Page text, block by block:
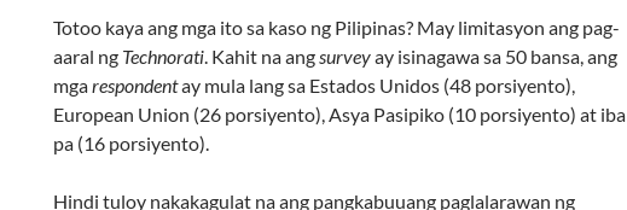
Totoo kaya ang mga ito sa kaso ng Pilipinas? May limitasyon ang pag-
aaral ng Technorati. Kahit na angsurveyay isinagawa sa 50 bansa, ang
mgarespondentay mula lang sa Estados Unidos (48 porsiyento),
European Union (26 porsiyento), Asya Pasipiko (10 porsiyento) at iba
pa (16 porsiyento).
Hindi tuloy nakakagulat na ang pangkabuuang paglalarawan ng